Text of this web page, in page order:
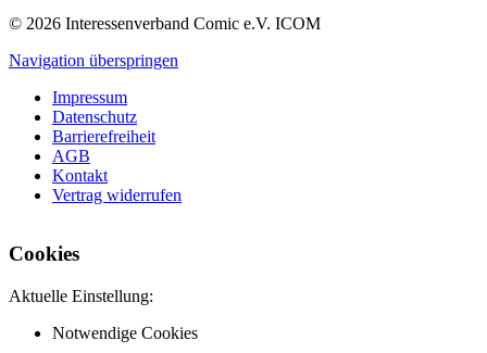
© 2026 Interessenverband Comic e.V. ICOM
Navigation überspringen
Impressum
Datenschutz
Barrierefreiheit
AGB
Kontakt
Vertrag widerrufen
Cookies
Aktuelle Einstellung:
Notwendige Cookies